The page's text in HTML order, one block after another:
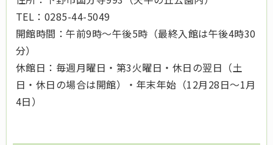
TEL：0285-44-5049
開館時間：午前9時～午後5時（最終入館は午後4時30
分）
休館日：毎週月曜日・第3火曜日・休日の翌日（土
日・休日の場合は開館）・年末年始（12月28日～1月
4日）